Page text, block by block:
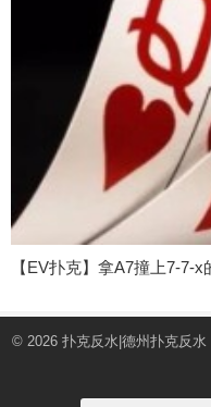
【EV扑克】拿A7撞上7-7-
© 2026 扑克反水|德州扑克反水